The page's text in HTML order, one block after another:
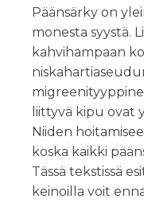
Päänsärky on
monesta syystä.
kahvihampaan
liittyvä kipu ovat
Niiden
koska kaikki
Tässä tekstissä
keinoilla voit